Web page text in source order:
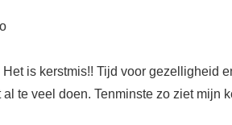
is kerstmis!! Tijd voor gezelligheid
te veel doen. Tenminste zo ziet mijn